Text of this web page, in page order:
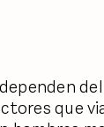
que